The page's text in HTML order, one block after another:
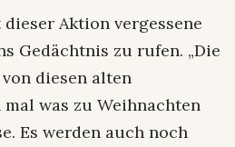
Aktion vergessene
Gedächtnis zu rufen. „Die
diesen alten
was zu Weihnachten
Es werden auch noch